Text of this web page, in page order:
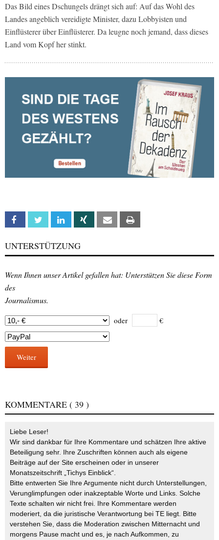
Das Bild eines Dschungels drängt sich auf: Auf das Wohl des
Landes angeblich vereidigte Minister, dazu Lobbyisten und
Einflüsterer über Einflüsterer. Da leugne noch jemand, dass dieses
Land vom Kopf her stinkt.
Facebook Twitter Linkedin Xing Email
UNTERSTÜTZUNG
Wenn Ihnen unser Artikel gefallen hat: Unterstützen Sie diese Form
des
Journalismus.
oder €
Weiter
KOMMENTARE ( 39 )
Liebe Leser!
Wir sind dankbar für Ihre Kommentare und schätzen Ihre aktive
Beteiligung sehr. Ihre Zuschriften können auch als eigene
Beiträge auf der Site erscheinen oder in unserer
Monatszeitschrift „Tichys Einblick“.
Bitte entwerten Sie Ihre Argumente nicht durch Unterstellungen,
Verunglimpfungen oder inakzeptable Worte und Links. Solche
Texte schalten wir nicht frei. Ihre Kommentare werden
moderiert, da die juristische Verantwortung bei TE liegt. Bitte
verstehen Sie, dass die Moderation zwischen Mitternacht und
morgens Pause macht und es, je nach Aufkommen, zu